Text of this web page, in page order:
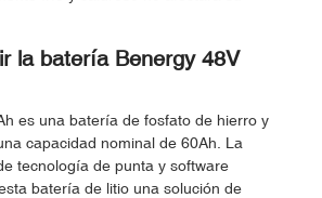
la batería Benergy 48V
es una batería de fosfato de hierro y
capacidad nominal de 60Ah. La
tecnología de punta y software
batería de litio una solución de